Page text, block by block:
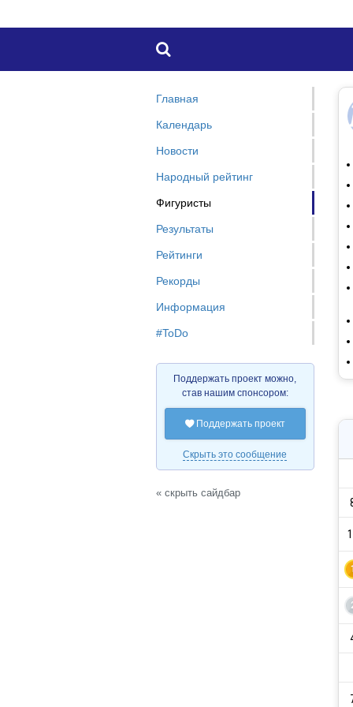

1
Главная
Календарь
Новости
Народный рейтинг
Фигуристы
Результаты
Рейтинги
Рекорды
Информация
#ToDo
Поддержать проект можно,
став нашим спонсором:
Поддержать проект
Скрыть это сообщение
« скрыть сайдбар